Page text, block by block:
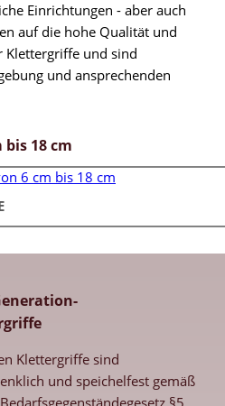
Einrichtungen - aber auch
auf die hohe Qualität und
Klettergriffe und sind
und ansprechenden
18 cm
Klettergriffe sind
und speichelfest gemäß